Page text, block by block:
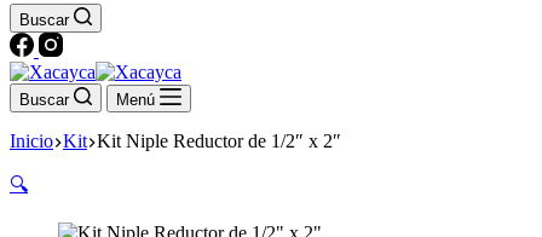
Buscar
Buscar Menú
Inicio Kit Kit Niple Reductor de 1/2″ x 2″
🔍